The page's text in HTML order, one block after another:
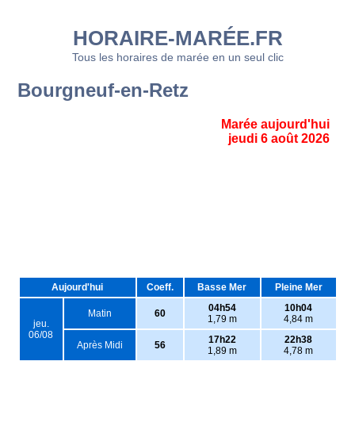
HORAIRE-MARÉE.FR
Tous les horaires de marée en un seul clic
Bourgneuf-en-Retz
Marée aujourd'hui
jeudi 6 août 2026
Aujourd'hui Coeff. Basse Mer Pleine Mer
jeu.
06/08
Matin 60
04h54
1,79 m
10h04
4,84 m
Après Midi 56
17h22
1,89 m
22h38
4,78 m